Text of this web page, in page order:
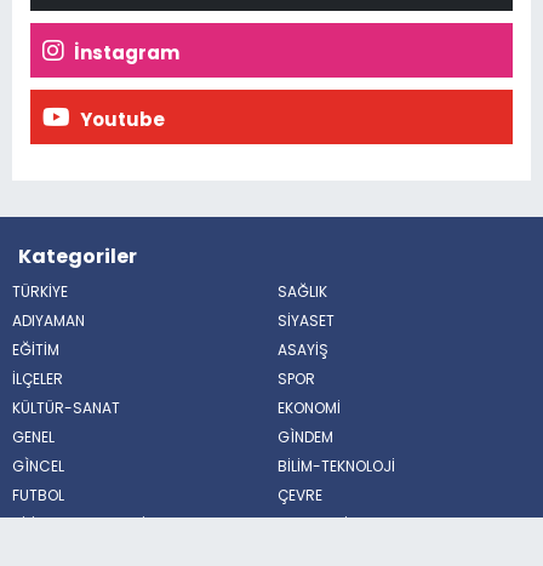
İnstagram
Youtube
Kategoriler
TÜRKİYE
SAĞLIK
ADIYAMAN
SİYASET
EĞİTİM
ASAYİŞ
İLÇELER
SPOR
KÜLTÜR-SANAT
EKONOMİ
GENEL
GÌNDEM
GÌNCEL
BİLİM-TEKNOLOJİ
FUTBOL
ÇEVRE
BİLİM VE TEKNOLOJİ
HABERDE İNSAN